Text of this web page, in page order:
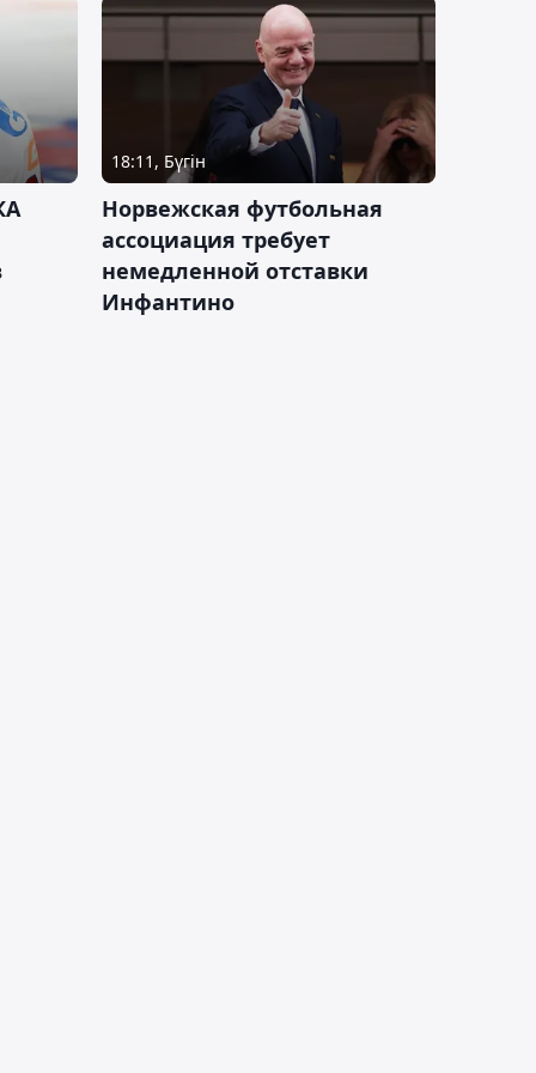
18:11, Бүгін
Норвежская футбольная
ассоциация требует
немедленной отставки
Инфантино